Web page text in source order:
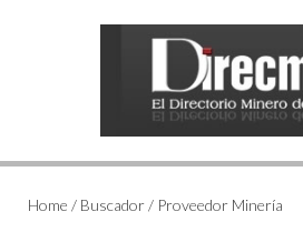
Home / Buscador / Proveedor Minería